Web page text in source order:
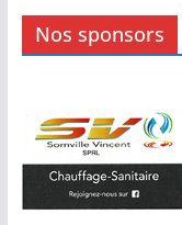
Nos sponsors